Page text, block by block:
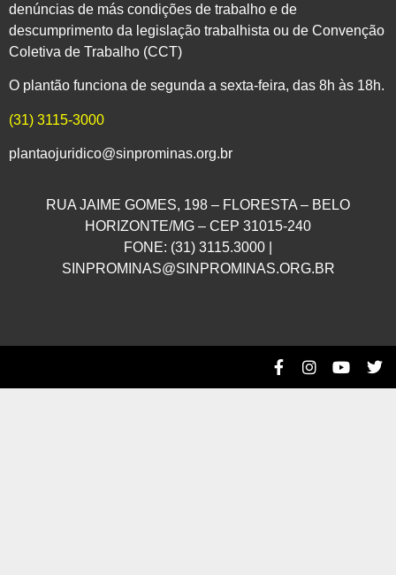
denúncias de más condições de trabalho e de
descumprimento da legislação trabalhista ou de Convenção
Coletiva de Trabalho (CCT)
O plantão funciona de segunda a sexta-feira, das 8h às 18h.
(31) 3115-3000
plantaojuridico@sinprominas.org.br
RUA JAIME GOMES, 198 – FLORESTA – BELO
HORIZONTE/MG – CEP 31015-240
FONE: (31) 3115.3000 |
SINPROMINAS@SINPROMINAS.ORG.BR